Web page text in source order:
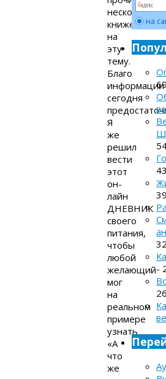
несколько
книжек
на
эту
тему.
Благо
информации
сегодня
Я
же
решил
вести
этот
он-
лайн
ДНЕВНИК
своего
питания,
чтобы
любой
желающий
мог
на
реальном
примере
узнать
«А
что
же
на
-